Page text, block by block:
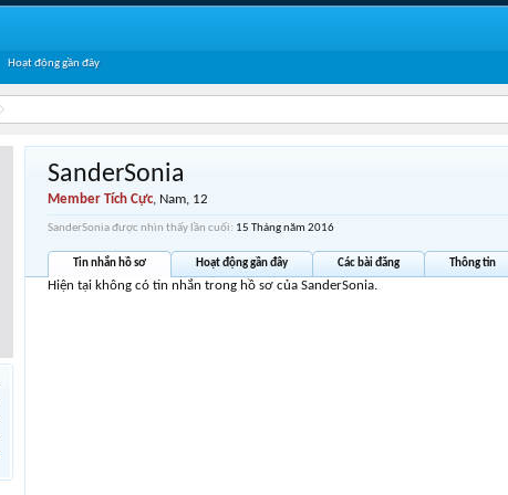
SanderSonia
Member Tích Cực, Nam, 12
SanderSonia được nhìn thấy lần cuối: 15 Tháng năm 2016
Tin nhắn hồ sơ Hoạt động gần đây Các bài đăng Thông tin
Hiện tại không có tin nhắn trong hồ sơ của SanderSonia.
Hoạt động gần đây